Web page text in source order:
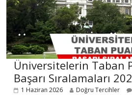
Üniversitelerin Taban
Başarı Sıralamaları
1 Haziran 2026 Doğru Tercihler